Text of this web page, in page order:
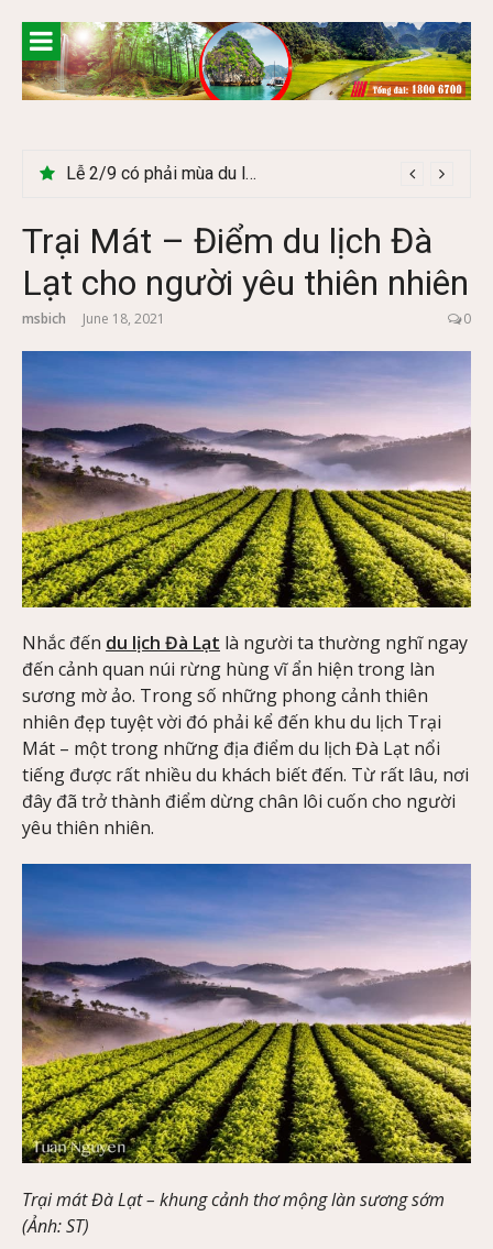
content
Lễ 2/9 có phải mùa du lịch Hà Giang đẹp không?
Trại Mát – Điểm du lịch Đà
Lạt cho người yêu thiên nhiên
msbich June 18, 2021 0
Nhắc đến du lịch Đà Lạt là người ta thường nghĩ ngay
đến cảnh quan núi rừng hùng vĩ ẩn hiện trong làn
sương mờ ảo. Trong số những phong cảnh thiên
nhiên đẹp tuyệt vời đó phải kể đến khu du lịch Trại
Mát – một trong những địa điểm du lịch Đà Lạt nổi
tiếng được rất nhiều du khách biết đến. Từ rất lâu, nơi
đây đã trở thành điểm dừng chân lôi cuốn cho người
yêu thiên nhiên.
Trại mát Đà Lạt – khung cảnh thơ mộng làn sương sớm
(Ảnh: ST)